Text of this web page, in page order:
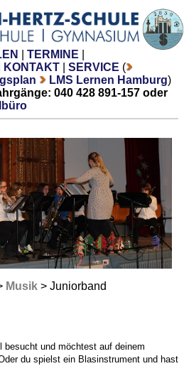
TERMINE
KONTAKT SERVICE (
LMS Lernen Hamburg)
040 428 891-157 oder
Musik > Juniorband
besucht und möchtest auf deinem
du spielst ein Blasinstrument und hast